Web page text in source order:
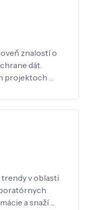
znalostí o
dát.
projektoch …
v oblasti
a snaží …